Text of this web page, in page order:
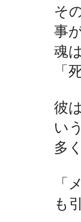
そ
事
魂
「
彼
い
多
「
も